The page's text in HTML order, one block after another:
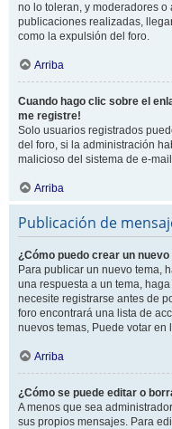
no lo toleran, y moderadores
publicaciones realizadas,
como la expulsión del foro.
Arriba
Cuando hago clic sobre el
me registre!
Solo usuarios registrados
del foro, si la administración
malicioso del sistema de e-
Arriba
Publicación de
¿Cómo puedo crear un
Para publicar un nuevo tema,
una respuesta a un tema,
necesite registrarse antes de
foro encontrará una lista de
nuevos temas, Puede votar en
Arriba
¿Cómo se puede editar o
A menos que sea
sus propios mensajes. Para